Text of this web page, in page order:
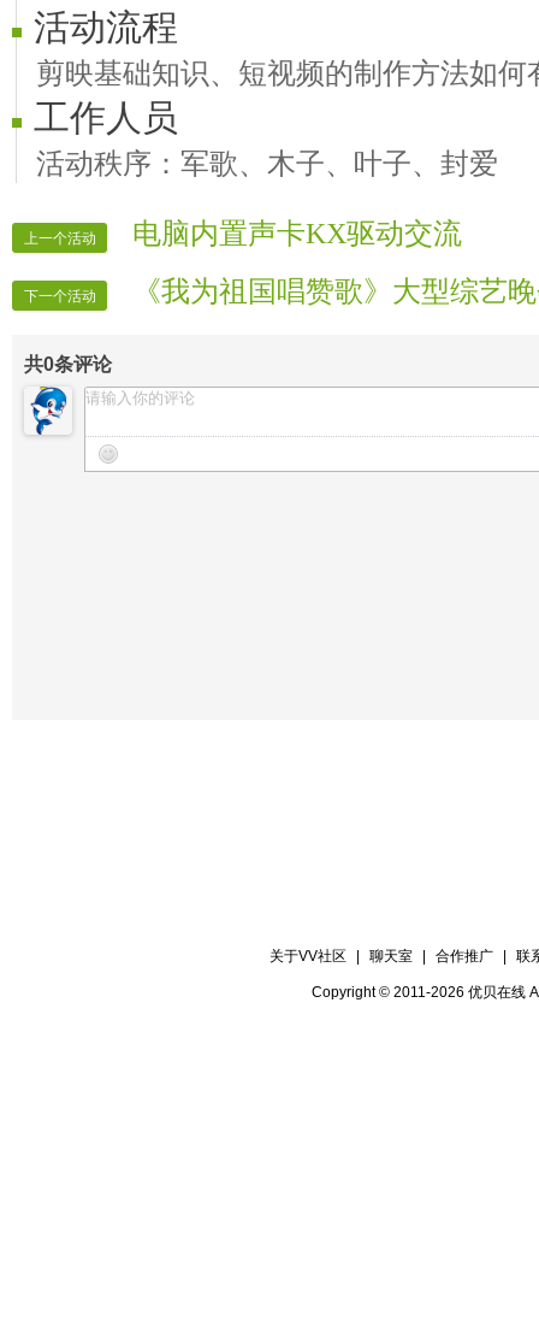
活动流程
剪映基础知识、短视频的制作方法如何
工作人员
活动秩序：军歌、木子、叶子、封爱
上一个活动 电脑内置声卡KX驱动交流
下一个活动 《我为祖国唱赞歌》大型综艺
共0条评论
关于VV社区 聊天室 合作推广 联
Copyright © 2011-2026 优贝在线